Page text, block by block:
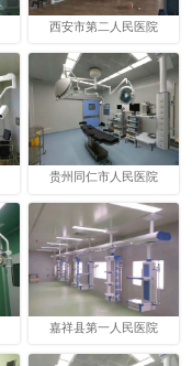
西安市第二人民医院
贵州同仁市人民医院
嘉祥县第一人民医院